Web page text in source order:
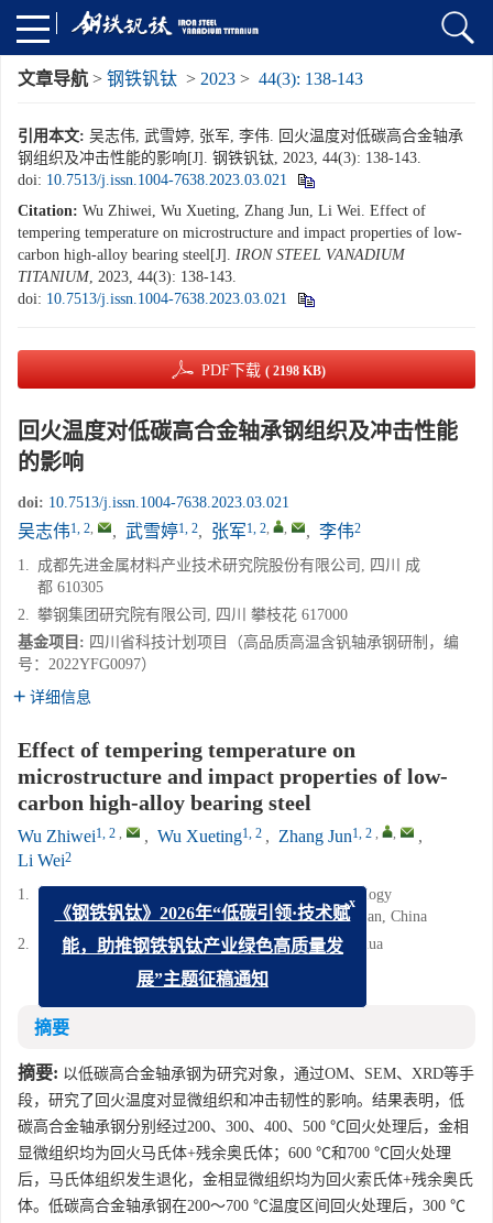
文章导航 > 钢铁钒钛 > 2023 > 44(3): 138-143
引用本文: 吴志伟, 武雪婷, 张军, 李伟. 回火温度对低碳高合金轴承
钢组织及冲击性能的影响[J]. 钢铁钒钛, 2023, 44(3): 138-143.
doi: 10.7513/j.issn.1004-7638.2023.03.021
Citation: Wu Zhiwei, Wu Xueting, Zhang Jun, Li Wei. Effect of
tempering temperature on microstructure and impact properties of low-
carbon high-alloy bearing steel[J]. IRON STEEL VANADIUM
TITANIUM, 2023, 44(3): 138-143.
doi: 10.7513/j.issn.1004-7638.2023.03.021
PDF下载 ( 2198 KB)
回火温度对低碳高合金轴承钢组织及冲击性能
的影响
doi: 10.7513/j.issn.1004-7638.2023.03.021
吴志伟1, 2, , 武雪婷1, 2, 张军1, 2, , , 李伟2
1. 成都先进金属材料产业技术研究院股份有限公司, 四川 成
都 610305
2. 攀钢集团研究院有限公司, 四川 攀枝花 617000
基金项目: 四川省科技计划项目（高品质高温含钒轴承钢研制，编
号：2022YFG0097）
详细信息
Effect of tempering temperature on
microstructure and impact properties of low-
carbon high-alloy bearing steel
Wu Zhiwei1, 2 , , Wu Xueting1, 2 , Zhang Jun1, 2 , ,
,
Li Wei2
1. Chengdu Advanced Metal Materials Industry Technology
Research Institute Co., Ltd., Chengdu 610305, Sichuan, China
2.
Pangang Group Research Institute Co., Ltd., Panzhihua
617000, Sichuan, China
摘要
摘要: 以低碳高合金轴承钢为研究对象，通过OM、SEM、XRD等手
段，研究了回火温度对显微组织和冲击韧性的影响。结果表明，低
碳高合金轴承钢分别经过200、300、400、500 ℃回火处理后，金相
显微组织均为回火马氏体+残余奥氏体；600 ℃和700 ℃回火处理
后，马氏体组织发生退化，金相显微组织均为回火索氏体+残余奥氏
体。低碳高合金轴承钢在200～700 ℃温度区间回火处理后，300 ℃
《钢铁钒钛》2026年“低碳引领·技术赋
能，助推钢铁钒钛产业绿色高质量发
展”主题征稿通知